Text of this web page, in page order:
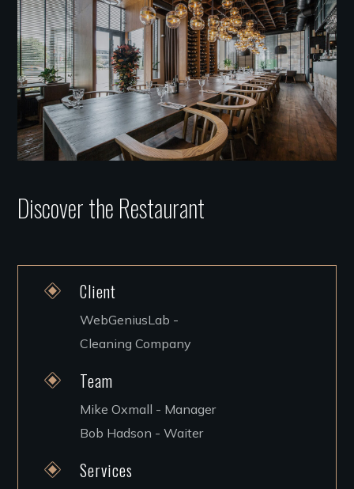
Discover the Restaurant
Client
WebGeniusLab -
Cleaning Company
Team
Mike Oxmall - Manager
Bob Hadson - Waiter
Services